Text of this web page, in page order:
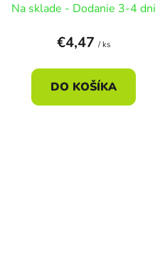
Na sklade - Dodanie 3-4 dni
€4,47 / ks
DO KOŠÍKA